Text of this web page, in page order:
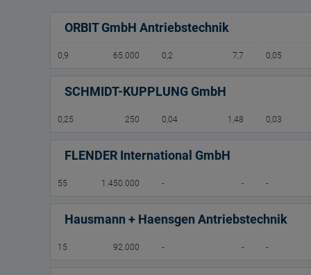
ORBIT GmbH Antriebstechnik
0,9 65.000 0,2 7,7 0,05
SCHMIDT-KUPPLUNG GmbH
0,25 250 0,04 1,48 0,03
FLENDER International GmbH
55 1.450.000 - - -
Hausmann + Haensgen Antriebstechnik
15 92.000 - - -